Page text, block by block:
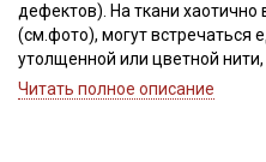
дефектов). На ткани
(см.фото), могут встречаться
утолщенной или цветной
расстоянии до 5см от края
Читать полное описание